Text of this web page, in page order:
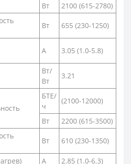
Вт
2100 (615-2780)
Вт 655 (230-1250)
А 3.05 (1.0-5.8)
Вт/
Вт
3.21
БТЕ/
ч
(2100-12000)
Вт
2200 (615-3500)
Вт 610 (230-1350)
А 2.85 (1.0-6.3)